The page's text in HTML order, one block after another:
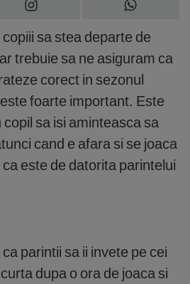
sa stea departe de
trebuie sa ne asiguram ca
corect in sezonul
foarte important. Este
copil sa isi aminteasca sa
cand e afara si se joaca
este de datorita parintelui
parintii sa ii invete pe cei
dupa o ora de joaca si